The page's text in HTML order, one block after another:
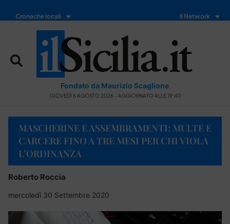
Cronache locali Il Network
Fondato da Maurizio Scaglione
GIOVEDÌ 6 AGOSTO 2026 - AGGIORNATO ALLE 19:40
MASCHERINE E ASSEMBRAMENTI: MULTE E
CARCERE FINO A TRE MESI PER CHI VIOLA
L’ORDINANZA
Roberto Roccia
mercoledì 30 Settembre 2020